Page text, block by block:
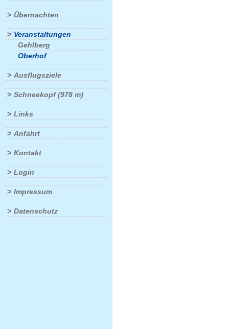
> Übernachten
> Veranstaltungen
Gehlberg
Oberhof
> Ausflugsziele
> Schneekopf (978 m)
> Links
> Anfahrt
> Kontakt
> Login
> Impressum
> Datenschutz